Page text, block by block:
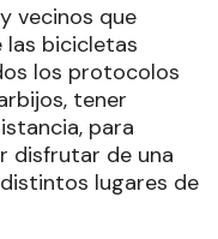
vecinos que
las bicicletas
los protocolos
tener
para
disfrutar de una
lugares de